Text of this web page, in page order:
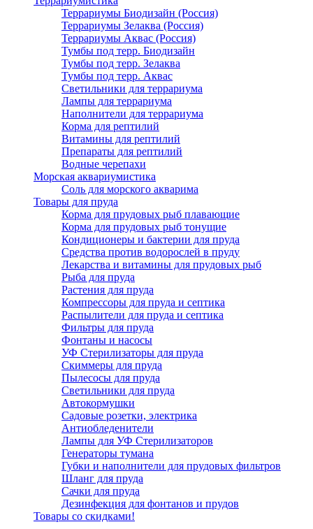
Террариумы Биодизайн (Россия)
Террариумы Зелаква (Россия)
Террариумы Аквас (Россия)
Тумбы под терр. Биодизайн
Тумбы под терр. Зелаква
Тумбы под терр. Аквас
Светильники для террариума
Лампы для террариума
Наполнители для террариума
Корма для рептилий
Витамины для рептилий
Препараты для рептилий
Водные черепахи
Морская аквариумистика
Соль для морского акварима
Товары для пруда
Корма для прудовых рыб плавающие
Корма для прудовых рыб тонущие
Кондиционеры и бактерии для пруда
Средства против водорослей в пруду
Лекарства и витамины для прудовых рыб
Рыба для пруда
Растения для пруда
Компрессоры для пруда и септика
Распылители для пруда и септика
Фильтры для пруда
Фонтаны и насосы
УФ Стерилизаторы для пруда
Скиммеры для пруда
Пылесосы для пруда
Светильники для пруда
Автокормушки
Садовые розетки, электрика
Антиобледенители
Лампы для УФ Стерилизаторов
Генераторы тумана
Губки и наполнители для прудовых фильтров
Шланг для пруда
Сачки для пруда
Дезинфекция для фонтанов и прудов
Товары со скидками!